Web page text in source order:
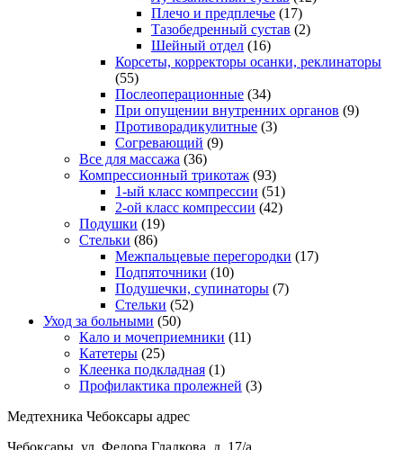
Плечо и предплечье (17)
Тазобедренный сустав (2)
Шейный отдел (16)
Корсеты, корректоры осанки, реклинаторы
(55)
Послеоперационные (34)
При опущении внутренних органов (9)
Противорадикулитные (3)
Согревающий (9)
Все для массажа (36)
Компрессионный трикотаж (93)
1-ый класс компрессии (51)
2-ой класс компрессии (42)
Подушки (19)
Стельки (86)
Межпальцевые перегородки (17)
Подпяточники (10)
Подушечки, супинаторы (7)
Стельки (52)
Уход за больными (50)
Кало и мочеприемники (11)
Катетеры (25)
Клеенка подкладная (1)
Профилактика пролежней (3)
Медтехника Чебоксары адрес